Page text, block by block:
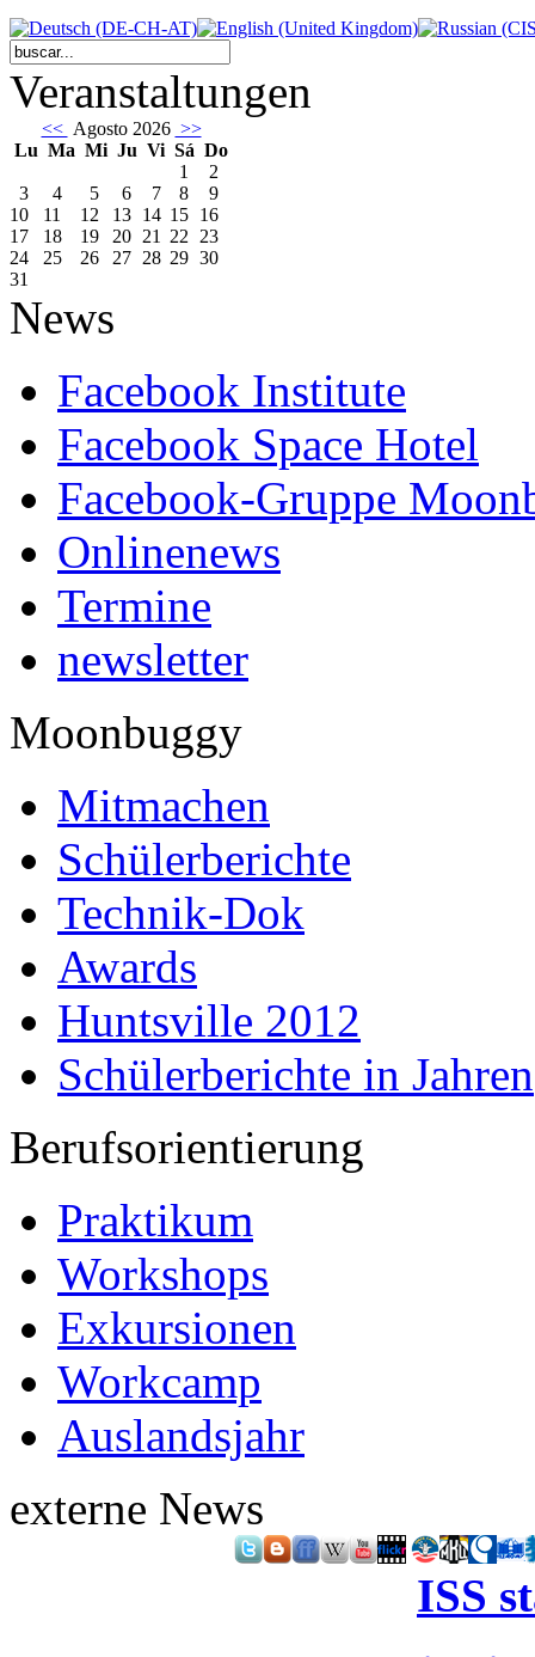
Veranstaltungen
<< Agosto 2026 >>
Lu Ma Mi Ju Vi Sá Do
1
2
3
4 5 6 7 8
9
10
11 12 13 14 15 16
17
18 19 20 21 22 23
24
25 26 27 28 29 30
31
News
Facebook Institute
Facebook Space Hotel
Facebook-Gruppe
Onlinenews
Termine
newsletter
Moonbuggy
Mitmachen
Schülerberichte
Technik-Dok
Awards
Huntsville 2012
Schülerberichte in Jahren
Berufsorientierung
Praktikum
Workshops
Exkursionen
Workcamp
Auslandsjahr
externe News
ISS